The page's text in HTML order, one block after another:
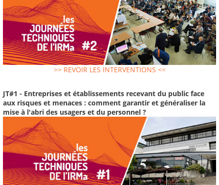
>> REVOIR LES INTERVENTIONS <<
JT#1 - Entreprises et établissements recevant du public face
aux risques et menaces : comment garantir et généraliser la
mise à l'abri des usagers et du personnel ?